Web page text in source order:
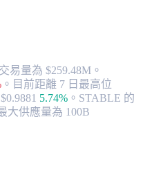
易量為 $259.48M。
。 目前距離 7 日最高位
5.74% 。 STABLE 的
大供應量為 100B